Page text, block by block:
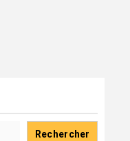
Rechercher